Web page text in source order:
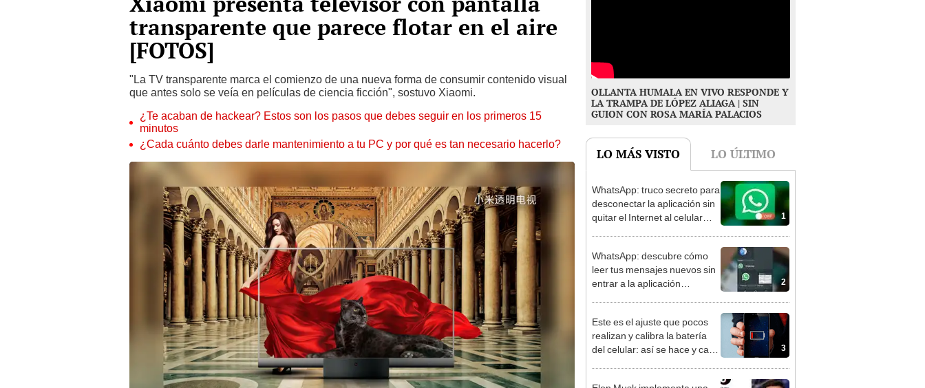
transparente que parece flotar en el aire
[FOTOS]
"La TV transparente marca el comienzo de una nueva forma de consumir contenido visual
que antes solo se veía en películas de ciencia ficción", sostuvo Xiaomi.
¿Te acaban de hackear? Estos son los pasos que debes seguir en los primeros 15
minutos
¿Cada cuánto debes darle mantenimiento a tu PC y por qué es tan necesario hacerlo?
OLLANTA HUMALA EN VIVO RESPONDE Y
LA TRAMPA DE LÓPEZ ALIAGA | SIN
GUION CON ROSA MARÍA PALACIOS
LO MÁS VISTO LO ÚLTIMO
1
WhatsApp: truco secreto para
desconectar la aplicación sin
quitar el Internet al celular
2
WhatsApp: descubre cómo
leer tus mensajes nuevos sin
entrar a la aplicación
3
Este es el ajuste que pocos
realizan y calibra la batería
del celular: así se hace y cada